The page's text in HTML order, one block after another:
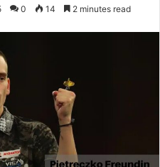
0 14 2 minutes read